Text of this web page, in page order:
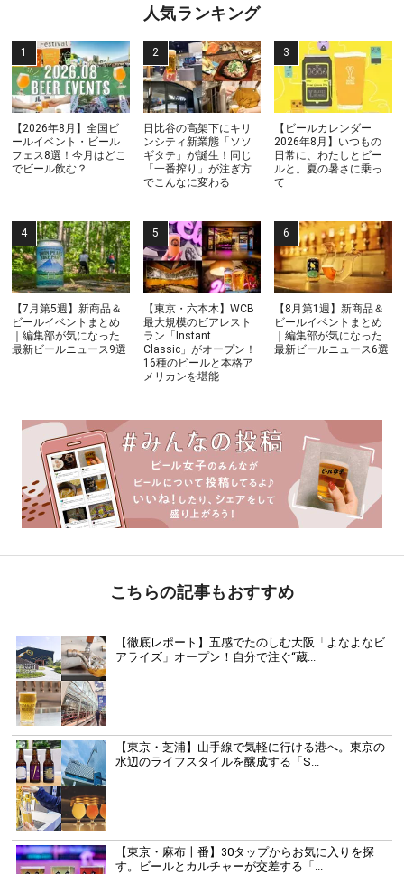
人気ランキング
【2026年8月】全国ビ
ールイベント・ビール
フェス8選！今月はどこ
でビール飲む？
日比谷の高架下にキリ
ンシティ新業態「ソソ
ギタテ」が誕生！同じ
「一番搾り」が注ぎ方
でこんなに変わる
【ビールカレンダー
2026年8月】いつもの
日常に、わたしとビー
ルと。夏の暑さに乗っ
て
【7月第5週】新商品＆
ビールイベントまとめ
｜編集部が気になった
最新ビールニュース9選
【東京・六本木】WCB
最大規模のビアレスト
ラン「Instant
Classic」がオープン！
16種のビールと本格ア
メリカンを堪能
【8月第1週】新商品＆
ビールイベントまとめ
｜編集部が気になった
最新ビールニュース6選
こちらの記事もおすすめ
【徹底レポート】五感でたのしむ大阪「よなよなビ
アライズ」オープン！自分で注ぐ“蔵...
【東京・芝浦】山手線で気軽に行ける港へ。東京の
水辺のライフスタイルを醸成する「S...
【東京・麻布十番】30タップからお気に入りを探
す。ビールとカルチャーが交差する「...